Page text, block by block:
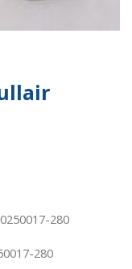
280
280